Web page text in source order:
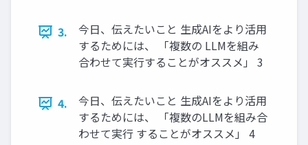
3.
今⽇、伝えたいこと 生成AIをより活用
するためには、 「複数の LLMを組み
合わせて実行することがオススメ」 3
4.
今⽇、伝えたいこと 生成AIをより活用
するためには、 「複数のLLMを組み合
わせて実行 することがオススメ」 4